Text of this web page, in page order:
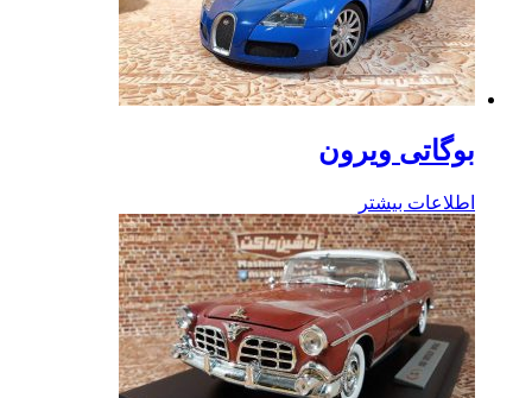
بوگاتی ویرون
اطلاعات بیشتر